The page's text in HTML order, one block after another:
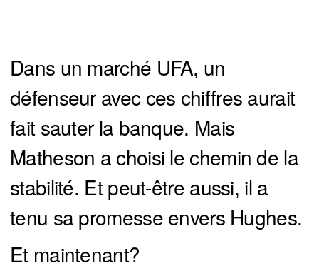
Dans un marché UFA, un
défenseur avec ces chiffres aurait
fait sauter la banque. Mais
Matheson a choisi le chemin de la
stabilité. Et peut-être aussi, il a
tenu sa promesse envers Hughes.
Et maintenant?